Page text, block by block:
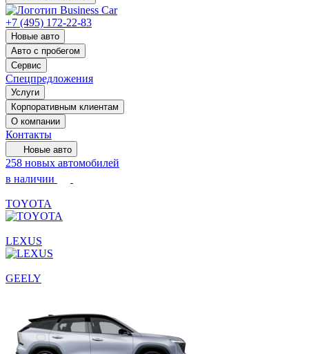
+7 (495) 172-22-83
Новые авто
Авто с пробегом
Сервис
Спецпредложения
Услуги
Корпоративным клиентам
О компании
Контакты
Новые авто
258 новых автомобилей
в наличии
TOYOTA
LEXUS
GEELY